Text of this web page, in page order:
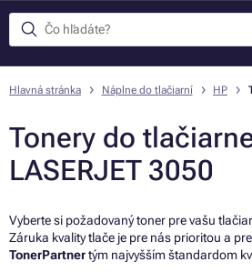
Hlavná stránka Náplne do tlačiarní HP
Tonery do
LASERJET 3050
Vyberte si požadovaný toner pre vašu
Záruka kvality tlače je pre nás prioritou a
TonerPartnertým najvyšším štandardom